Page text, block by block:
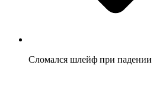
Сломался шлейф при падении